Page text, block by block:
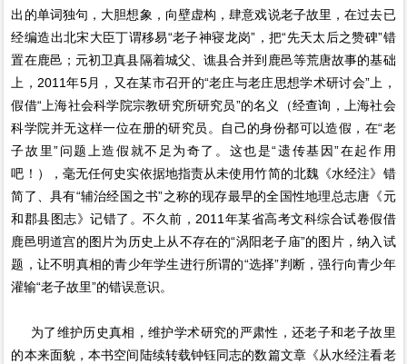
出的单词独句，大胆想象，向壁虚构，肆意戏说老子故里，在过去已
经编造出北宋大臣丁谓移易“老子神寝龙岗”，把“先天太后之赞碑”错
置在鹿邑；元初卫真县隔着城父、谯县合并到鹿邑等荒唐故事的基础
上，2011年5月，又在某市召开的“老庄与老庄思想学术研讨会”上，
假借“上海社会科学院宗教研究所研究员”的名义（经查询，上海社会
科学院并无这样一位在册的研究员。自己的身份都可以造假，在“老
子故里”问题上造假就不足为奇了。这也是“遗传基因”在起作用
吧！），毫无任何史实依据地指责从未使用竹简的北魏《水经注》错
简了、具有“辅治经国之书”之称的现存最早的全国性地理总志唐《元
和郡县图志》记错了。不久前，2011年某省高考文科综合试卷假借
鹿邑明道宫的图片为历史上从不存在的“涡阳老子庙”的图片，纳入试
题，让不明真相的青少年学生进行所谓的“选择”判断，强行向青少年
灌输“老子故里”的错误意识。
为了维护历史真相，维护学术研究的严肃性，还老子和老子故里
的本来面貌，本书空间陆续转载钟钰同志的数篇文章《从水经注看老